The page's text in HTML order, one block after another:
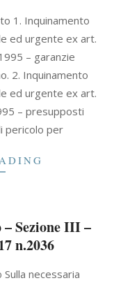
1. Inquinamento
ed urgente ex art.
– garanzie
2. Inquinamento
ed urgente ex art.
– presupposti
pericolo per
Sezione III –
n.2036
Sulla necessaria